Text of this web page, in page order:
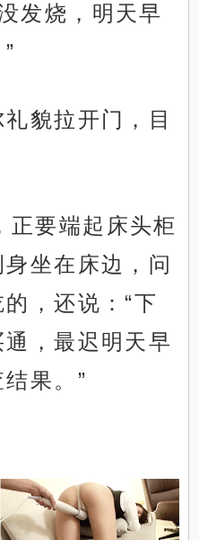
发烧，明天早
貌拉开门，目
正要端起床头柜
坐在床边，问
，还说：“下
，最迟明天早
果。”